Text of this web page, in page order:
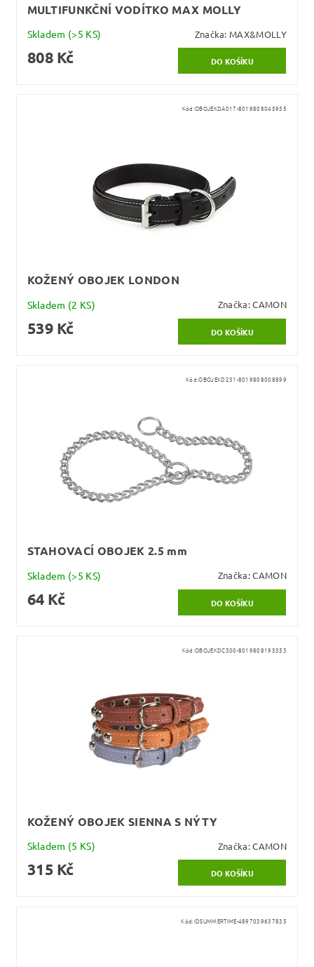
MULTIFUNKČNÍ VODÍTKO MAX MOLLY
Skladem (>5 KS) Značka: MAX&MOLLY
808 Kč
Kód:OBOJEKDA017-8019808045955
KOŽENÝ OBOJEK LONDON
Skladem (2 KS) Značka:CAMON
539 Kč
Kód:OBOJEKD231-8019808008899
STAHOVACÍ OBOJEK 2.5 mm
Skladem (>5 KS) Značka:CAMON
64 Kč
Kód:OBOJEKDC500-8019808195353
KOŽENÝ OBOJEK SIENNA S NÝTY
Skladem (5 KS) Značka:CAMON
315 Kč
Kód:IDSUMMERTIME-4897039637835